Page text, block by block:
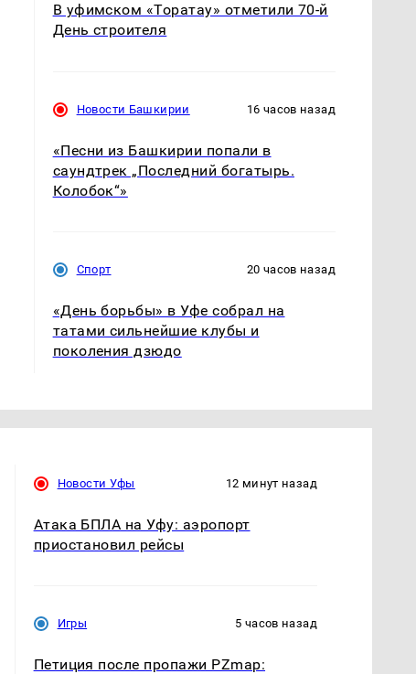
В уфимском «Торатау» отметили 70-й
День строителя
Новости Башкирии 16 часов назад
«Песни из Башкирии попали в
саундтрек „Последний богатырь.
Колобок“»
Спорт 20 часов назад
«День борьбы» в Уфе собрал на
татами сильнейшие клубы и
поколения дзюдо
Новости Уфы 12 минут назад
Атака БПЛА на Уфу: аэропорт
приостановил рейсы
Игры 5 часов назад
Петиция после пропажи PZmap: